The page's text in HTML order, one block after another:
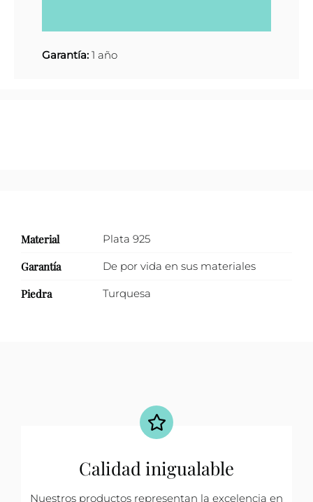
Garantía: 1 año
Material Plata 925
Garantía De por vida en sus materiales
Piedra Turquesa
Calidad inigualable
Nuestros productos representan la excelencia en